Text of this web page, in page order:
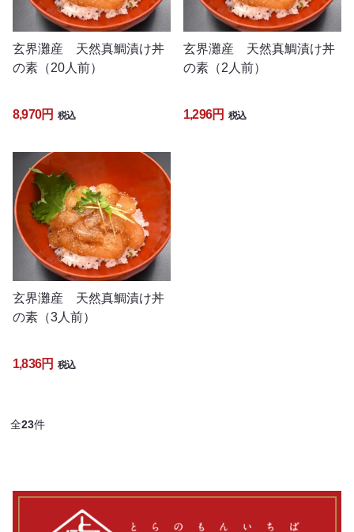
玄界灘産 天然真鯛漬け丼
の素（20人前）
8,970円 税込
玄界灘産 天然真鯛漬け丼
の素（2人前）
1,296円 税込
玄界灘産 天然真鯛漬け丼
の素（3人前）
1,836円 税込
全23件